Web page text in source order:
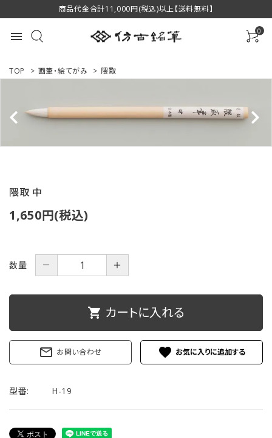
商品代金合計11,000円(税込)以上【送料無料】
menu 0
ACCOUNT MENU
商品一覧
私たちについて
プライバシーポリシー
特定商取引法について
TOP > 画筆・絵てがみ > 隈取
隈取 中
1,650円(税込)
数量 － ＋
shopping_cart カートに入れる
mail_outline お問い合わせ favorite
型番: H-19